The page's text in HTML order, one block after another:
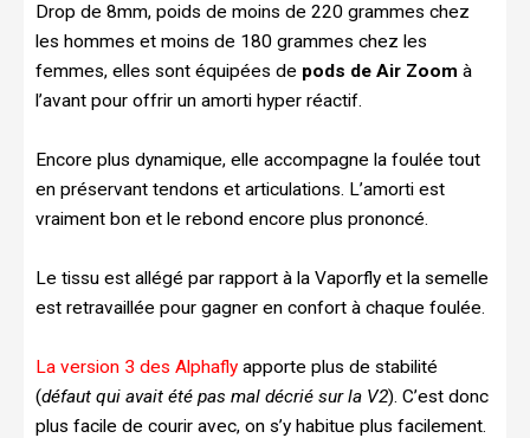
Drop de 8mm, poids de moins de 220 grammes chez
les hommes et moins de 180 grammes chez les
femmes, elles sont équipées de pods de Air Zoom à
l’avant pour offrir un amorti hyper réactif.
Encore plus dynamique, elle accompagne la foulée tout
en préservant tendons et articulations. L’amorti est
vraiment bon et le rebond encore plus prononcé.
Le tissu est allégé par rapport à la Vaporfly et la semelle
est retravaillée pour gagner en confort à chaque foulée.
La version 3 des Alphafly apporte plus de stabilité
(défaut qui avait été pas mal décrié sur la V2). C’est donc
plus facile de courir avec, on s’y habitue plus facilement.